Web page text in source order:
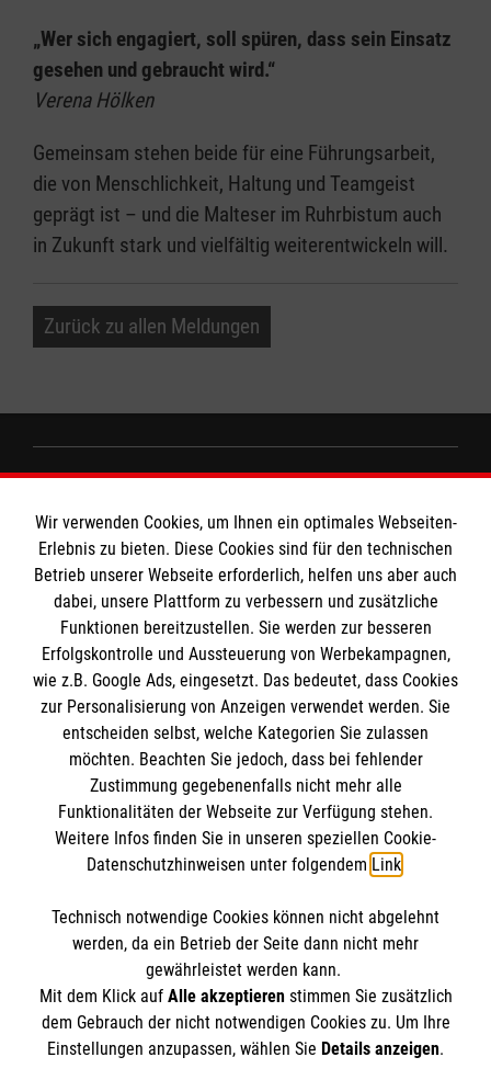
„Wer sich engagiert, soll spüren, dass sein Einsatz
gesehen und gebraucht wird.“
Verena Hölken
Gemeinsam stehen beide für eine Führungsarbeit,
die von Menschlichkeit, Haltung und Teamgeist
geprägt ist – und die Malteser im Ruhrbistum auch
in Zukunft stark und vielfältig weiterentwickeln will.
Zurück zu allen Meldungen
Impressum
Datenschutz
Kontakt
Die Malteser
Malteser in Deutschland
Malteserorden
Sharepoint
Spendenkonto
Empfänger: Malteser Hilfsdienst e.V.
Bank: Pax-Bank für Kirche und Caritas eG
IBAN: DE29370601201201206266
BIC: GENODED1PA7
So finden Sie uns
Maxstraße 20
45127 Essen
Telefon:0201 82048-0
info.stadt-essen@malteser.org
Accordion 1
Der Malteser Hilfsdienst e.V. ist als eingetragene
Wir verwenden Cookies, um Ihnen ein optimales Webseiten-
Erlebnis zu bieten. Diese Cookies sind für den technischen
Betrieb unserer Webseite erforderlich, helfen uns aber auch
dabei, unsere Plattform zu verbessern und zusätzliche
Funktionen bereitzustellen. Sie werden zur besseren
Erfolgskontrolle und Aussteuerung von Werbekampagnen,
wie z.B. Google Ads, eingesetzt. Das bedeutet, dass Cookies
zur Personalisierung von Anzeigen verwendet werden. Sie
entscheiden selbst, welche Kategorien Sie zulassen
möchten. Beachten Sie jedoch, dass bei fehlender
Zustimmung gegebenenfalls nicht mehr alle
Funktionalitäten der Webseite zur Verfügung stehen.
Weitere Infos finden Sie in unseren speziellen Cookie-
Datenschutzhinweisen unter folgendem Link.
Technisch notwendige Cookies können nicht abgelehnt
werden, da ein Betrieb der Seite dann nicht mehr
gewährleistet werden kann.
Mit dem Klick auf Alle akzeptierenstimmen Sie zusätzlich
dem Gebrauch der nicht notwendigen Cookies zu. Um Ihre
Einstellungen anzupassen, wählen Sie Details anzeigen.